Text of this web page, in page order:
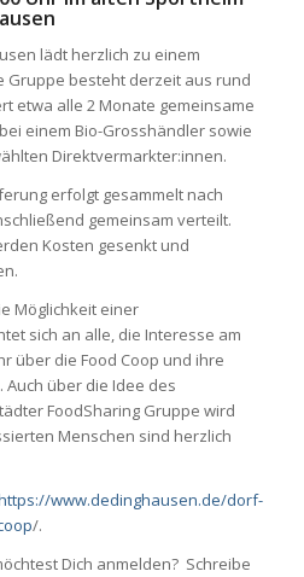
lädt herzlich zu einem
Gruppe besteht derzeit aus rund
etwa alle 2 Monate gemeinsame
bei einem Bio-Grosshändlersowie
Direktvermarkter:innen.
erfolgt gesammelt nach
gemeinsam verteilt.
Kosten gesenkt und
Möglichkeit einer
sich an alle, die Interesse am
über die Food Coop und ihre
Auch über die Idee des
FoodSharing Gruppe wird
Menschen sind herzlich
www.dedinghausen.de/dorf-
/.
Dich anmelden? Schreibe